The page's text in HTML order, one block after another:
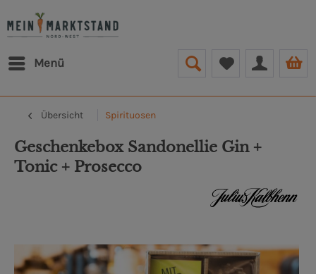
Menü
Übersicht Spirituosen
Geschenkebox Sandonellie Gin +
Tonic + Prosecco